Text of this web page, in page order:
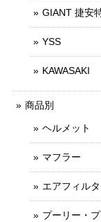
GIANT 捷安
YSS
KAWASAKI
商品別
ヘルメット
マフラー
エアフィル
プーリー・